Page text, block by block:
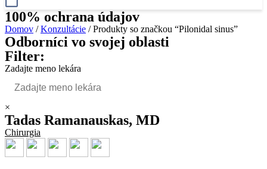
100% ochrana údajov
Domov /Konzultácie / Produkty so značkou “Pilonidal sinus”
Odborníci vo svojej oblasti
Filter:
Zadajte meno lekára
×
Tadas Ramanauskas, MD
Chirurgia